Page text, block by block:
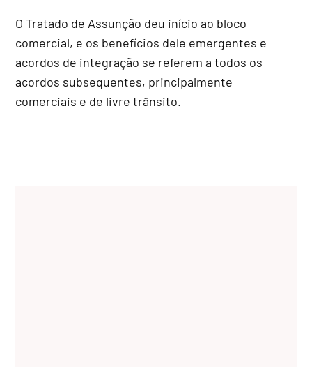
O Tratado de Assunção deu início ao bloco
comercial, e os benefícios dele emergentes e
acordos de integração se referem a todos os
acordos subsequentes, principalmente
comerciais e de livre trânsito.